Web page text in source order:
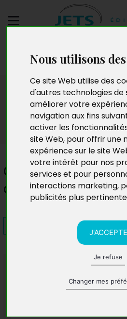
Nous utilisons
Ce site Web utilise des
d'autres technologies de
améliorer votre
navigation aux fins
activer les
site Web, pour offrir une
expérience sur le site
votre intérêt pour nos
services et pour
interactions marketing,
publicités plus
J'ACCEPTE
Je refuse
Changer mes
manuscrit
Presse
Combines et
abbé pas très
A lire également